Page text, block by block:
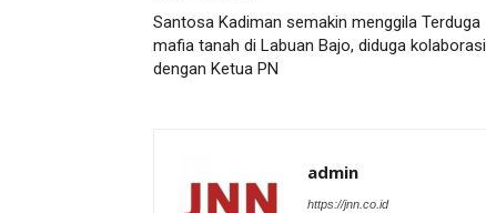
Santosa Kadiman semakin menggila Terduga
mafia tanah di Labuan Bajo, diduga kolaborasi
dengan Ketua PN
admin
https://jnn.co.id